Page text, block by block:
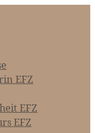
EFZ
EFZ
EFZ